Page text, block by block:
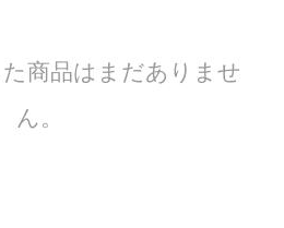
商品はまだありませ
ん。